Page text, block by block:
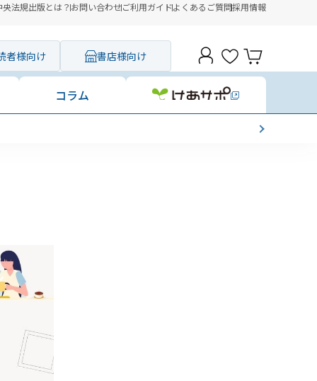
央法規出版とは？お問い合わせご利用ガイドよくあるご質問採用情報
者様向け 書店様向け
コラム